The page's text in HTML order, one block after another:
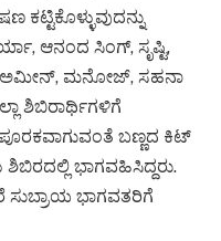
ಕಟ್ಟಿಕೊಳ್ಳುವುದನ್ನು
ಆನಂದ ಸಿಂಗ್, ಸೃಷ್ಟಿ,
ಅಮೀನ್, ಮನೋಜ್, ಸಹನಾ
ಶಿಬಿರಾರ್ಥಿಗಳಿಗೆ
ಬಣ್ಣದ ಕಿಟ್
ಭಾಗವಹಿಸಿದ್ದರು.
ಸುಬ್ರಾಯ ಭಾಗವತರಿಗೆ